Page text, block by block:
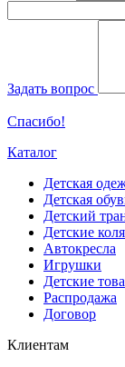
Задать вопрос
Спасибо!
Каталог
Детская
Детская
Детский
Детские
Автокресла
Игрушки
Детские
Распродажа
Договор
Клиентам